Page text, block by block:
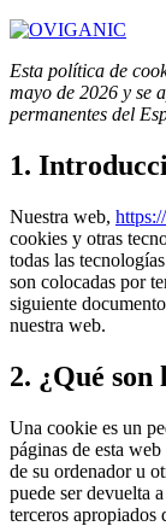
Esta política de
mayo de 2026 y se
permanentes del
1.
Nuestra web,
cookies y otras
todas las
son colocadas por
siguiente
nuestra web.
2. ¿Qué son
Una cookie es un
páginas de esta
de su ordenador u
puede ser devuelta
terceros apropiados